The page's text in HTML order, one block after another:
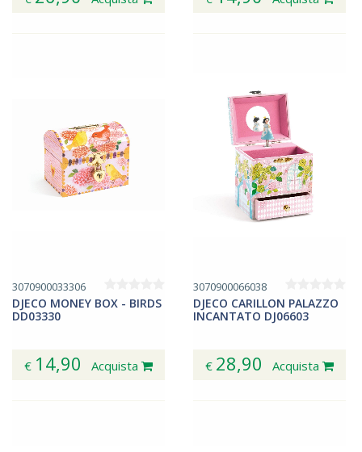
3070900033306
DJECO MONEY BOX - BIRDS
DD03330
€ 14,90 Acquista
3070900066038
DJECO CARILLON PALAZZO
INCANTATO DJ06603
€ 28,90 Acquista